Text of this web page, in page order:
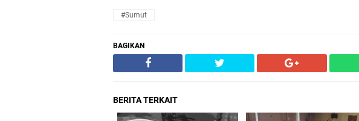
#Sumut
BAGIKAN
BERITA TERKAIT